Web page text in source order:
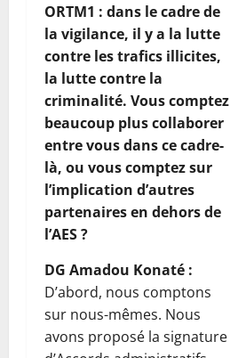
ORTM1 : dans le cadre de
la vigilance, il y a la lutte
contre les trafics illicites,
la lutte contre la
criminalité. Vous comptez
beaucoup plus collaborer
entre vous dans ce cadre-
là, ou vous comptez sur
l’implication d’autres
partenaires en dehors de
l’AES ?
DG Amadou Konaté :
D’abord, nous comptons
sur nous-mêmes. Nous
avons proposé la signature